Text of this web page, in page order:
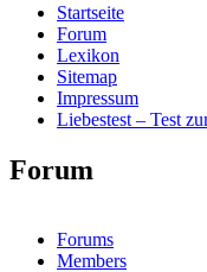
Startseite
Forum
Lexikon
Sitemap
Impressum
Liebestest – Test
Forum
Forums
Members